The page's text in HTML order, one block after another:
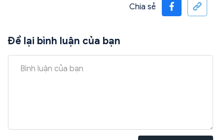
Chia sẻ
Để lại bình luận của bạn